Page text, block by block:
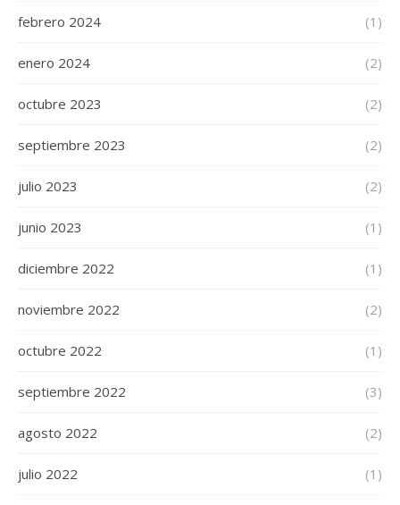
febrero 2024 (1)
enero 2024 (2)
octubre 2023 (2)
septiembre 2023 (2)
julio 2023 (2)
junio 2023 (1)
diciembre 2022 (1)
noviembre 2022 (2)
octubre 2022 (1)
septiembre 2022 (3)
agosto 2022 (2)
julio 2022 (1)